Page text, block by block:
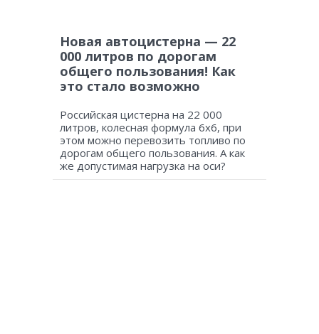
Новая автоцистерна — 22
000 литров по дорогам
общего пользования! Как
это стало возможно
Российская цистерна на 22 000
литров, колесная формула 6х6, при
этом можно перевозить топливо по
дорогам общего пользования. А как
же допустимая нагрузка на оси?